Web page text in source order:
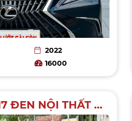
2022
16000
LEXUS ES250 2017 ĐEN NỘI THẤT NÂU